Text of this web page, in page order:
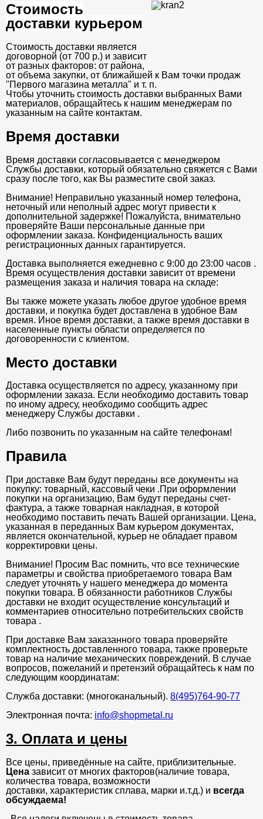
Стоимость
доставки курьером
Стоимость доставки является
договорной (от 700 р.) и зависит
от разных факторов: от района,
от объема закупки, от ближайшей к Вам точки продаж
"Первого магазина металла" и т. п.
Чтобы уточнить стоимость доставки выбранных Вами
материалов, обращайтесь к нашим менеджерам по
указанным на сайте контактам.
Время доставки
Время доставки согласовывается с менеджером
Службы доставки, который обязательно свяжется с Вами
сразу после того, как Вы разместите свой заказ.
Внимание! Неправильно указанный номер телефона,
неточный или неполный адрес могут привести к
дополнительной задержке! Пожалуйста, внимательно
проверяйте Ваши персональные данные при
оформлении заказа. Конфиденциальность ваших
регистрационных данных гарантируется.
Доставка выполняется ежедневно с 9:00 до 23:00 часов .
Время осуществления доставки зависит от времени
размещения заказа и наличия товара на складе:
Вы также можете указать любое другое удобное время
доставки, и покупка будет доставлена в удобное Вам
время. Иное время доставки, а также время доставки в
населенные пункты области определяется по
договоренности с клиентом.
Место доставки
Доставка осуществляется по адресу, указанному при
оформлении заказа. Если необходимо доставить товар
по иному адресу, необходимо сообщить адрес
менеджеру Службы доставки .
Либо позвонить по указанным на сайте телефонам!
Правила
При доставке Вам будут переданы все документы на
покупку: товарный, кассовый чеки .При оформлении
покупки на организацию, Вам будут переданы счет-
фактура, а также товарная накладная, в которой
необходимо поставить печать Вашей организации. Цена,
указанная в переданных Вам курьером документах,
является окончательной, курьер не обладает правом
корректировки цены.
Внимание! Просим Вас помнить, что все технические
параметры и свойства приобретаемого товара Вам
следует уточнять у нашего менеджера до момента
покупки товара. В обязанности работников Службы
доставки не входит осуществление консультаций и
комментариев относительно потребительских свойств
товара .
При доставке Вам заказанного товара проверяйте
комплектность доставленного товара, также проверьте
товар на наличие механических повреждений. В случае
вопросов, пожеланий и претензий обращайтесь к нам по
следующим координатам:
Служба доставки: (многоканальный). 8(495)764-90-77
Электронная почта: info@shopmetal.ru
3. Оплата и цены
Все цены, приведённые на сайте, приблизительные.
Цена зависит от многих факторов(наличие товара,
количества товара, возможности
доставки, характеристик сплава, марки и.т.д.) и всегда
обсуждаема!